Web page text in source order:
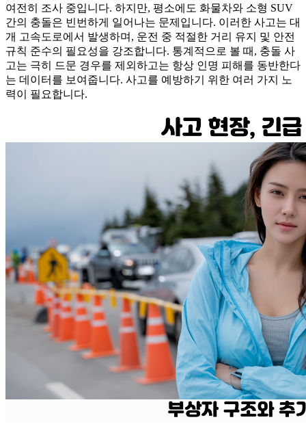
여전히 조사 중입니다. 하지만, 평소에도 화물차와 소형 SUV
간의 충돌은 빈번하게 일어나는 문제입니다. 이러한 사고는 대
개 고속도로에서 발생하며, 운전 중 적절한 거리 유지 및 안전
규칙 준수의 필요성을 강조합니다. 통계적으로 볼 때, 충돌 사
고는 극히 드문 경우를 제외하고는 항상 인명 피해를 동반한다
는 데이터를 보여줍니다. 사고를 예방하기 위한 여러 가지 노
력이 필요합니다.